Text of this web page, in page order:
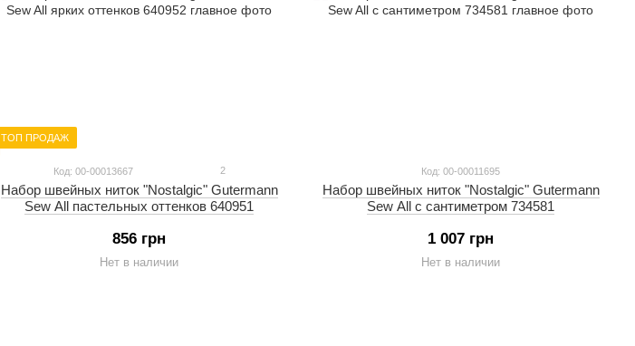
ТОП ПРОДАЖ
Код: 00-00013667 2
Набор швейных ниток "Nostalgic" Gutermann
Sew All пастельных оттенков 640951
856 грн
Нет в наличии
Код: 00-00011695
Набор швейных ниток "Nostalgic" Gutermann
Sew All с сантиметром 734581
1 007 грн
Нет в наличии